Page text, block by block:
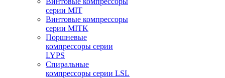
серии MIT
Винтовые компрессоры
серии MITK
Поршневые
компрессоры серии
LYPS
Спиральные
компрессоры серии LSL